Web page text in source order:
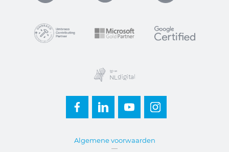
Certified
Algemene voorwaarden